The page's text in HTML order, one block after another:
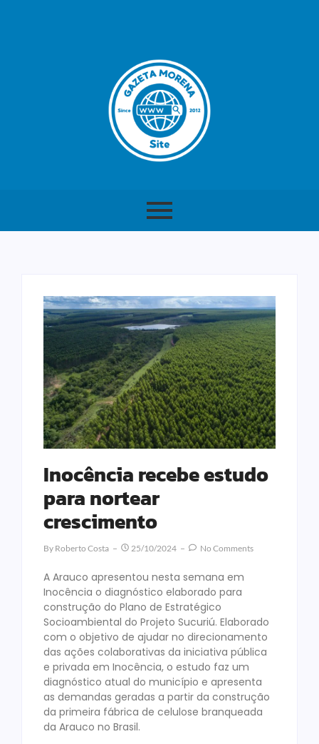
Inocência recebe estudo
para nortear
crescimento
By Roberto Costa 25/10/2024 No Comments
A Arauco apresentou nesta semana em
Inocência o diagnóstico elaborado para
construção do Plano de Estratégico
Socioambiental do Projeto Sucuriú. Elaborado
com o objetivo de ajudar no direcionamento
das ações colaborativas da iniciativa pública
e privada em Inocência, o estudo faz um
diagnóstico atual do município e apresenta
as demandas geradas a partir da construção
da primeira fábrica de celulose branqueada
da Arauco no Brasil.